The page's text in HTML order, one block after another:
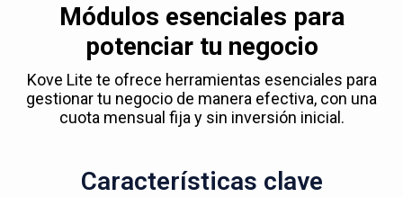
Módulos esenciales para
potenciar tu negocio
Kove Lite te ofrece herramientas esenciales para
gestionar tu negocio de manera efectiva, con una
cuota mensual fija y sin inversión inicial.
Características clave